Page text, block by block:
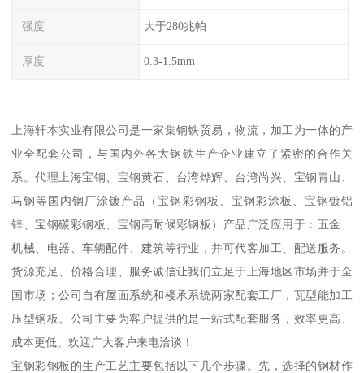
强度 大于280兆帕
厚度 0.3-1.5mm
上海轩本实业有限公司是一家集钢铁贸易，物流，加工为一体的产
业全配套公司，与国内外各大钢铁生产企业建立了紧密的合作关
系。代理上海宝钢、宝钢黄石、台湾烨辉、台湾尚兴、宝钢青山、
马钢等国内钢厂涂镀产品（宝钢彩钢板、宝钢彩涂板、宝钢镀铝
锌、宝钢碳彩钢板、宝钢高耐候彩钢板）产品广泛应用于：五金、
机械、电器、车辆配件、建筑等行业，并可代客加工、配送服务。
货源充足、价格合理、服务诚信让我们立足于上海地区市场并于全
国市场；公司自有屋面系统和楼承系统两家配套工厂，瓦型能加工
压型钢板。公司主要为客户提供的是一站式配套服务，效率更高、
成本更低。欢迎广大客户来电洽谈！
宝钢彩钢板的生产工艺主要包括以下几个步骤。先，选择的钢材作